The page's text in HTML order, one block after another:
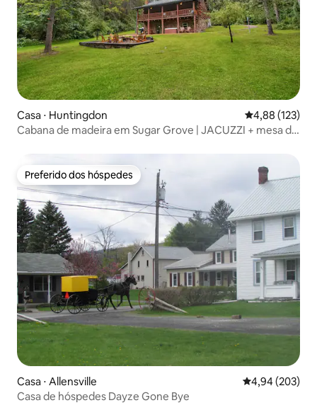
Casa ⋅ Huntingdon 4,88 de uma
4,88 (123)
Cabana de madeira em Sugar Grove | JACUZZI + mesa de
Preferido dos hóspedes
Preferido dos hóspedes
Casa ⋅ Allensville 4,94 de uma
4,94 (203)
Casa de hóspedes Dayze Gone Bye